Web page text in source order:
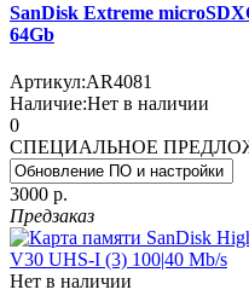
SanDisk Extreme
64Gb
Артикул:AR4081
Наличие:Нет в наличии
0
СПЕЦИАЛЬНОЕ
3000 р.
Предзаказ
Нет в наличии